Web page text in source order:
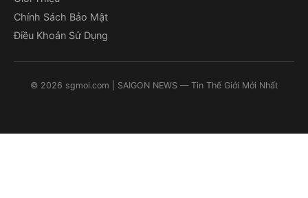
Chính Sách Bảo Mật
Điều Khoản Sử Dụng
© 2026 sgmoi.com | SAIGON NEWS — Tin Thế Giới Mới Nhất